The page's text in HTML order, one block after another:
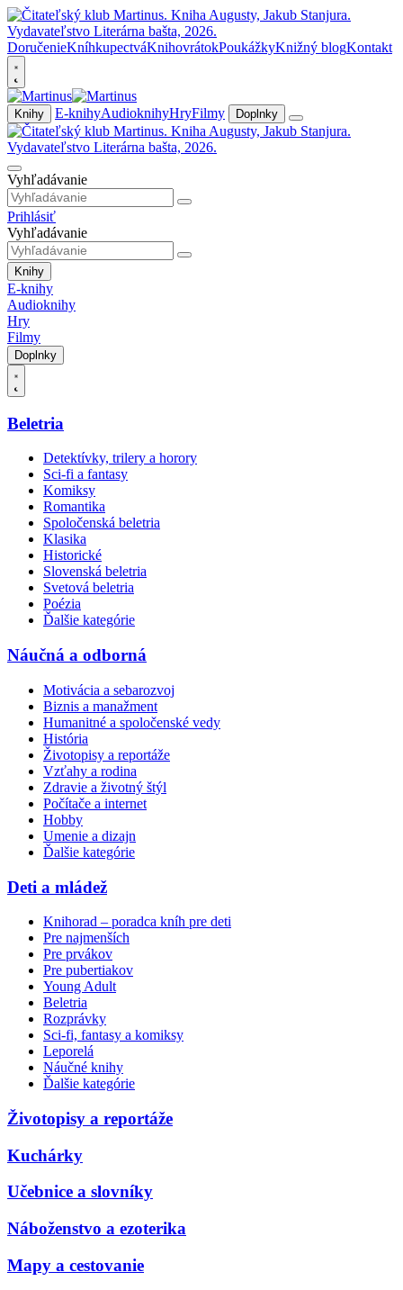
DoručenieKníhkupectváKnihovrátokPoukážkyKnižný blogKontakt
Knihy E-knihyAudioknihyHryFilmy Doplnky
Vyhľadávanie
Prihlásiť
Vyhľadávanie
Knihy
E-knihy
Audioknihy
Hry
Filmy
Doplnky
Beletria
Detektívky, trilery a horory
Sci-fi a fantasy
Komiksy
Romantika
Spoločenská beletria
Klasika
Historické
Slovenská beletria
Svetová beletria
Poézia
Ďalšie kategórie
Náučná a odborná
Motivácia a sebarozvoj
Biznis a manažment
Humanitné a spoločenské vedy
História
Životopisy a reportáže
Vzťahy a rodina
Zdravie a životný štýl
Počítače a internet
Hobby
Umenie a dizajn
Ďalšie kategórie
Deti a mládež
Knihorad – poradca kníh pre deti
Pre najmenších
Pre prvákov
Pre pubertiakov
Young Adult
Beletria
Rozprávky
Sci-fi, fantasy a komiksy
Leporelá
Náučné knihy
Ďalšie kategórie
Životopisy a reportáže
Kuchárky
Učebnice a slovníky
Náboženstvo a ezoterika
Mapy a cestovanie